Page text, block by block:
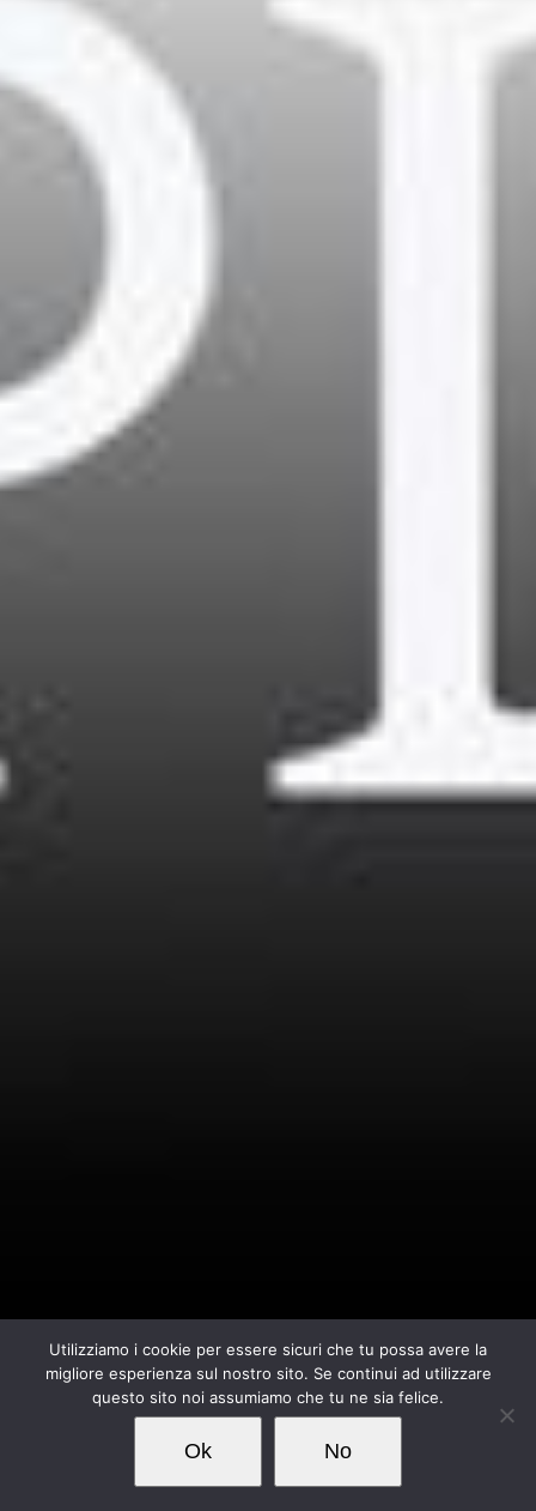
Utilizziamo i cookie per essere sicuri che tu possa avere la
migliore esperienza sul nostro sito. Se continui ad utilizzare
questo sito noi assumiamo che tu ne sia felice.
Ok No